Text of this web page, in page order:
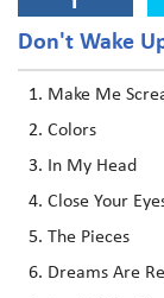
Don't Wake
Make Me
Colors
In My Head
Close Your
The Pieces
Dreams Are